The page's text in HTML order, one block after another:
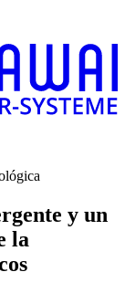
y un
la